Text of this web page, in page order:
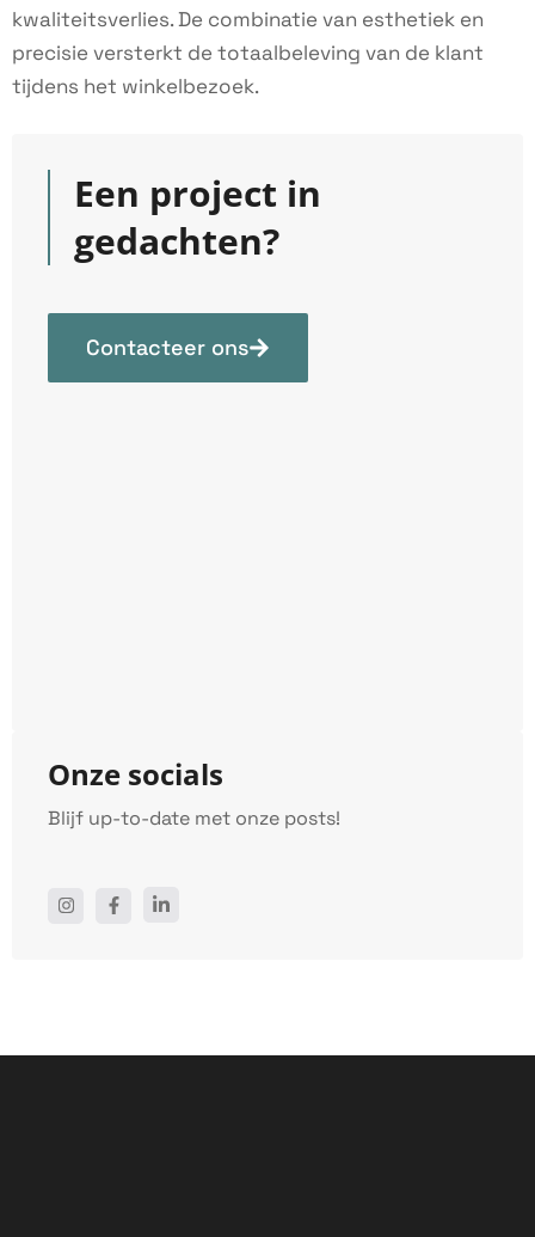
kwaliteitsverlies. De combinatie van esthetiek en
precisie versterkt de totaalbeleving van de klant
tijdens het winkelbezoek.
Een project in
gedachten?
Contacteer ons
Onze socials
Blijf up-to-date met onze posts!